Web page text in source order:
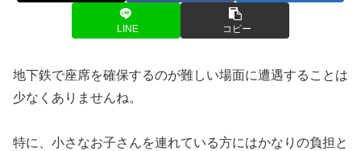
LINE コピー
地下鉄で座席を確保するのが難しい場面に遭遇することは
少なくありませんね。
特に、小さなお子さんを連れている方にはかなりの負担と